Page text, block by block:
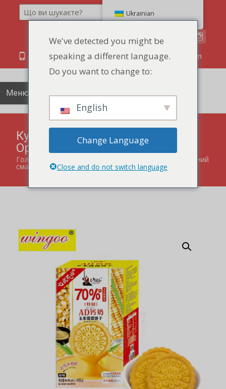
Пошук
86 134 170 266 43 YettaDon@outlook.com
Меню
Кукурудзяне печиво
Оригінальний смак
Головна Кукурудзяне печиво Оригінальний
смак
Ukrainian
We've detected you might be
speaking a different language.
Do you want to change to:
English
Change Language
Close and do not switch language